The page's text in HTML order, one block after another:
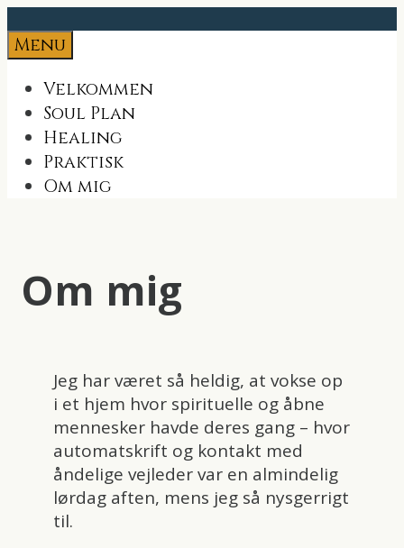
to
content
Menu
Velkommen
Soul Plan
Healing
Praktisk
Om mig
Om mig
Jeg har været så heldig, at vokse op
i et hjem hvor spirituelle og åbne
mennesker havde deres gang – hvor
automatskrift og kontakt med
åndelige vejleder var en almindelig
lørdag aften, mens jeg så nysgerrigt
til.